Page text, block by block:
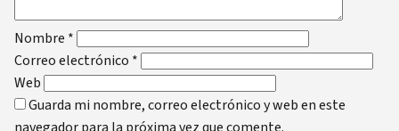
Nombre *
Correo electrónico *
Web
Guarda mi nombre, correo electrónico y web en este
navegador para la próxima vez que comente.